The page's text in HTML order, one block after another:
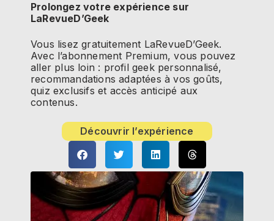
Prolongez votre expérience sur
LaRevueD’Geek
Vous lisez gratuitement LaRevueD’Geek.
Avec l’abonnement Premium, vous pouvez
aller plus loin : profil geek personnalisé,
recommandations adaptées à vos goûts,
quiz exclusifs et accès anticipé aux
contenus.
Découvrir l’expérience